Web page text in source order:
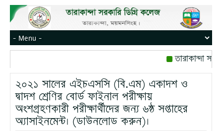
তারাকান্দা
রোজ বৃহস্পতিবার।
মোবাইল নম্বর:
২০২১ সালের এইচএসসি (বি.এম) একাদশ ও
দ্বাদশ শ্রেণির বোর্ড ফাইনাল পরীক্ষায়
অংশগ্রহণকারী পরীক্ষার্থীদের জন্য ৬ষ্ঠ সপ্তাহের
অ্যাসাইনমেন্ট। (ডাউনলোড করুন)।